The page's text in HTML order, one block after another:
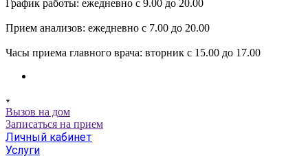
График работы: ежедневно с 9.00 до 20.00
Прием анализов: ежедневно с 7.00 до 20.00
Часы приема главного врача: вторник с 15.00 до 17.00
Вызов на дом
Записаться на прием
Личный кабинет
Услуги